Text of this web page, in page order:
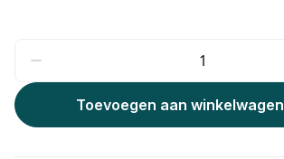
Toevoegen aan winkelwagen